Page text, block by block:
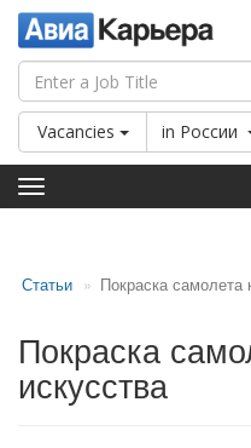
Vacancies in России
Toggle
navigation
Статьи Покраска самолета
Покраска
искусства